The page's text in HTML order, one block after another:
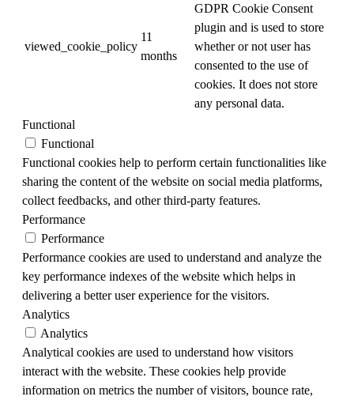
viewed_cookie_policy
11
months
GDPR Cookie Consent
plugin and is used to store
whether or not user has
consented to the use of
cookies. It does not store
any personal data.
Functional
Functional
Functional cookies help to perform certain functionalities like
sharing the content of the website on social media platforms,
collect feedbacks, and other third-party features.
Performance
Performance
Performance cookies are used to understand and analyze the
key performance indexes of the website which helps in
delivering a better user experience for the visitors.
Analytics
Analytics
Analytical cookies are used to understand how visitors
interact with the website. These cookies help provide
information on metrics the number of visitors, bounce rate,